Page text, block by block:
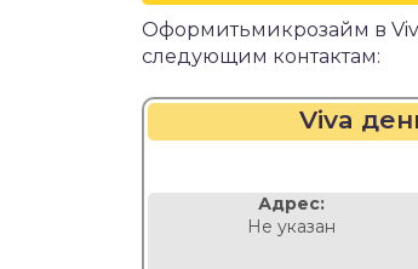
Оформитьмикрозайм в
следующим контактам:
Viva
Адрес:
Не указан